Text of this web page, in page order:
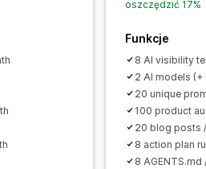
oszczędzić 17%
Funkcje
8 AI visibility
2 AI models (+
20 unique
100 product
20 blog posts
8 action plan
8 AGENTS.md